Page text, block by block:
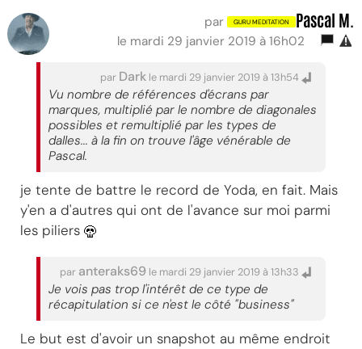
par Pascal M.
le mardi 29 janvier 2019 à 16h02
par Dark le mardi 29 janvier 2019 à 13h54
Vu nombre de références d'écrans par
marques, multiplié par le nombre de diagonales
possibles et remultiplié par les types de
dalles... à la fin on trouve l'âge vénérable de
Pascal.
je tente de battre le record de Yoda, en fait. Mais
y'en a d'autres qui ont de l'avance sur moi parmi
les piliers
par anteraks69 le mardi 29 janvier 2019 à 13h33
Je vois pas trop l'intérêt de ce type de
récapitulation si ce n'est le côté "business"
Le but est d'avoir un snapshot au même endroit